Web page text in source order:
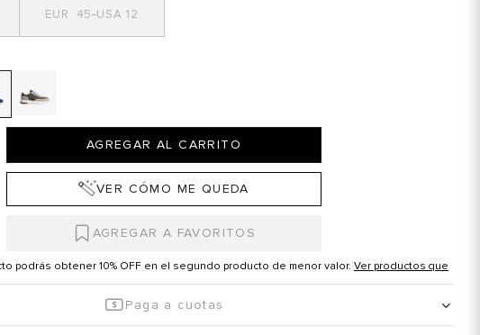
12
45
AGREGAR AL CARRITO
VER CÓMO ME QUEDA
podrás obtener 10% OFF en el segundo producto de menor valor. Ver productos que
Paga a cuotas